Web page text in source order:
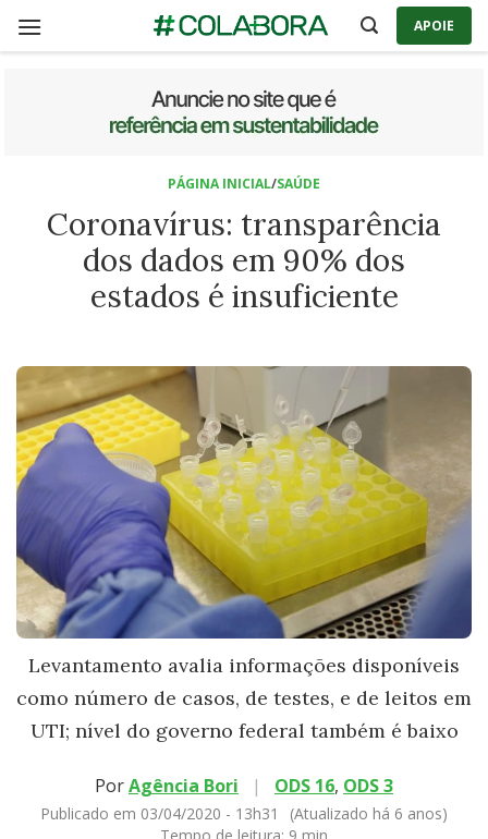
APOIE
PÁGINA INICIAL/SAÚDE
Coronavírus: transparência
dos dados em 90% dos
estados é insuficiente
Levantamento avalia informações disponíveis
como número de casos, de testes, e de leitos em
UTI; nível do governo federal também é baixo
PorAgência Bori | ODS 16, ODS 3
Publicado em 03/04/2020 - 13h31
(Atualizado há 6 anos)